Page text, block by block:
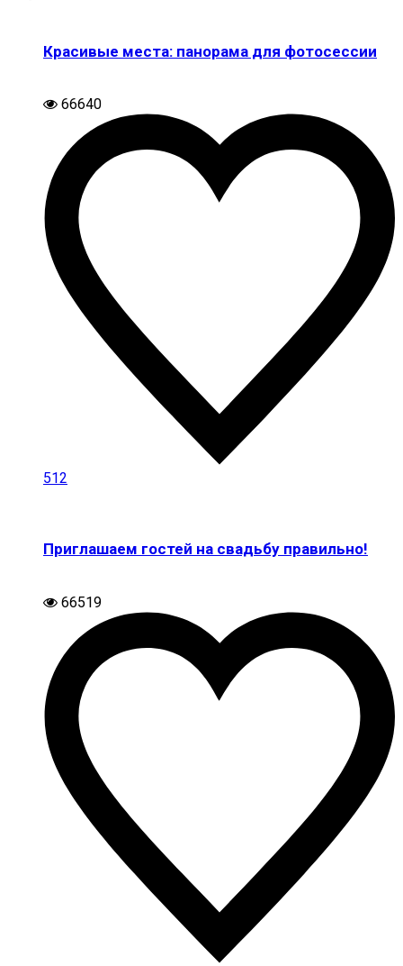
Красивые места: панорама для фотосессии
66640
512
Приглашаем гостей на свадьбу правильно!
66519